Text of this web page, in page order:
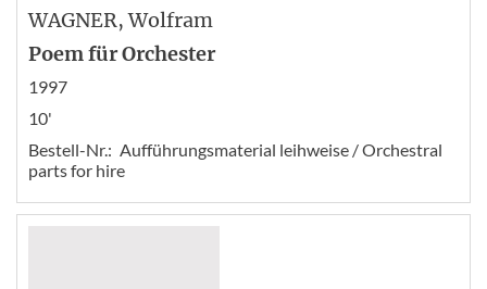
WAGNER, Wolfram
Poem für Orchester
1997
10'
Bestell-Nr.: Aufführungsmaterial leihweise / Orchestral
parts for hire